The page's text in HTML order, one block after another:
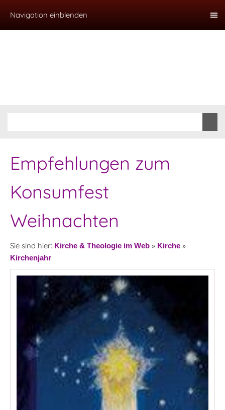
Navigation einblenden
Empfehlungen zum
Konsumfest
Weihnachten
Sie sind hier: Kirche & Theologie im Web » Kirche »
Kirchenjahr